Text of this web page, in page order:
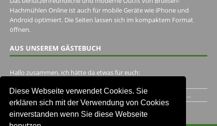
Diese Webseite verwendet Cookies. Sie
erklären sich mit der Verwendung von Cookies
einverstanden wenn Sie diese Webseite
Hachmühlen Online ist auch für mobile Geräte wie iPhone und
Android optimiert. Die Seiten lassen sich im kompaktem Format
öffnen.
AUS UNSEREM GÄSTEBUCH
Hallo zusammen, ich hätte da etwas für euch:
Ich habe ein Jahr im Gasthaus Hugo Pape verbracht..Habe ihn...
Unser Gästebuch besuchen